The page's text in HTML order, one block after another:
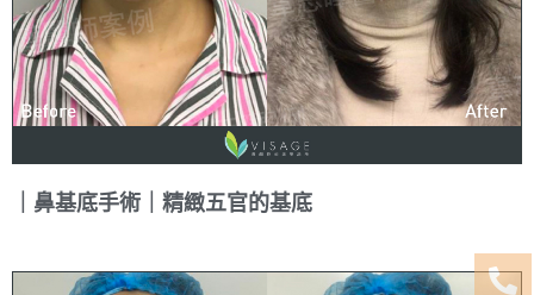
｜鼻基底手術｜精緻五官的基底